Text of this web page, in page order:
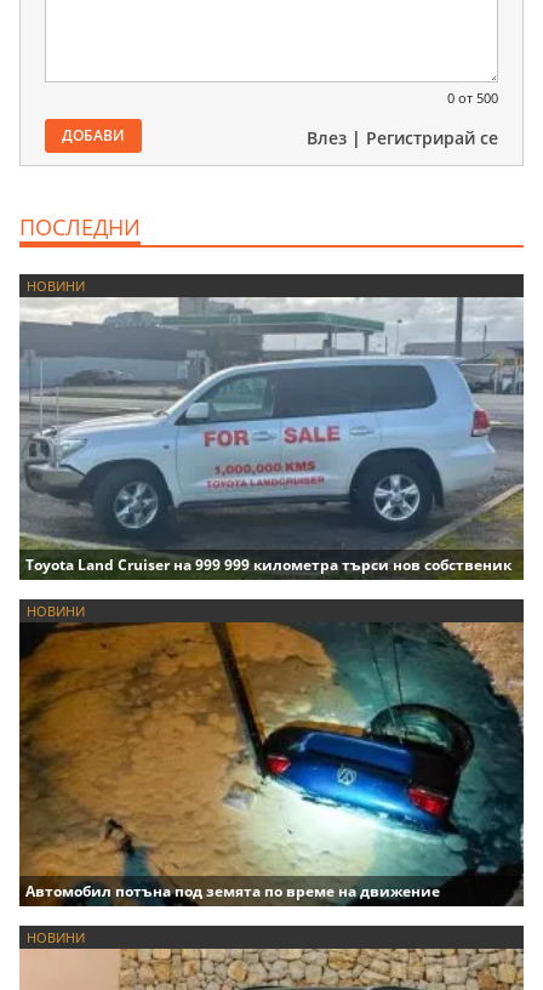
0 от 500
ДОБАВИ Влез | Регистрирай се
ПОСЛЕДНИ
НОВИНИ
Toyota Land Cruiser на 999 999 километра търси нов собственик
НОВИНИ
Автомобил потъна под земята по време на движение
НОВИНИ